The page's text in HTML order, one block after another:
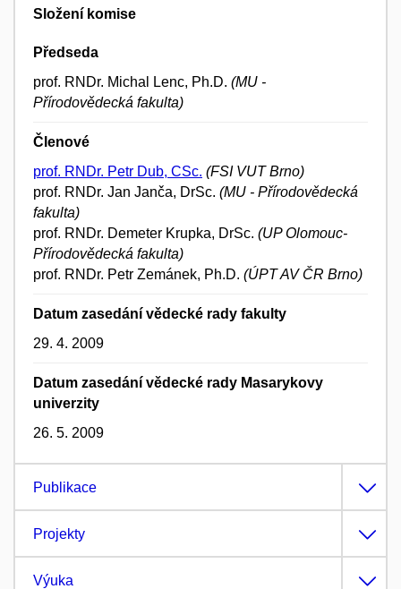
Složení komise
Předseda
prof. RNDr. Michal Lenc, Ph.D. (MU -
Přírodovědecká fakulta)
Členové
prof. RNDr. Petr Dub, CSc. (FSI VUT Brno)
prof. RNDr. Jan Janča, DrSc. (MU - Přírodovědecká
fakulta)
prof. RNDr. Demeter Krupka, DrSc. (UP Olomouc-
Přírodovědecká fakulta)
prof. RNDr. Petr Zemánek, Ph.D. (ÚPT AV ČR Brno)
Datum zasedání vědecké rady fakulty
29. 4. 2009
Datum zasedání vědecké rady Masarykovy
univerzity
26. 5. 2009
Publikace
Projekty
Výuka